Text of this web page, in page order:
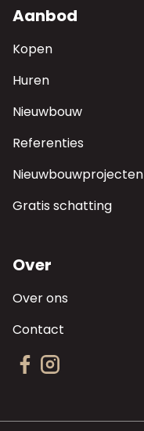
Aanbod
Kopen
Huren
Nieuwbouw
Referenties
Nieuwbouwprojecten
Gratis schatting
Over
Over ons
Contact